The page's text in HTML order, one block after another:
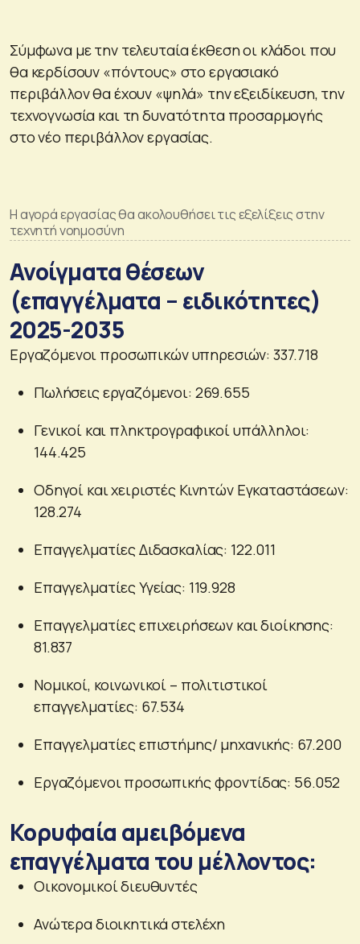
Σύμφωνα με την τελευταία έκθεση οι κλάδοι που
θα κερδίσουν «πόντους» στο εργασιακό
περιβάλλον θα έχουν «ψηλά» την εξειδίκευση, την
τεχνογνωσία και τη δυνατότητα προσαρμογής
στο νέο περιβάλλον εργασίας.
H αγορά εργασίας θα ακολουθήσει τις εξελίξεις στην
τεχνητή νοημοσύνη
Ανοίγματα θέσεων
(επαγγέλματα – ειδικότητες)
2025-2035
Εργαζόμενοι προσωπικών υπηρεσιών: 337.718
Πωλήσεις εργαζόμενοι: 269.655
Γενικοί και πληκτρογραφικοί υπάλληλοι:
144.425
Οδηγοί και χειριστές Κινητών Εγκαταστάσεων:
128.274
Επαγγελματίες Διδασκαλίας: 122.011
Επαγγελματίες Υγείας: 119.928
Επαγγελματίες επιχειρήσεων και διοίκησης:
81.837
Νομικοί, κοινωνικοί – πολιτιστικοί
επαγγελματίες: 67.534
Επαγγελματίες επιστήμης/ μηχανικής: 67.200
Εργαζόμενοι προσωπικής φροντίδας: 56.052
Κορυφαία αμειβόμενα
επαγγέλματα του μέλλοντος:
Οικονομικοί διευθυντές
Ανώτερα διοικητικά στελέχη